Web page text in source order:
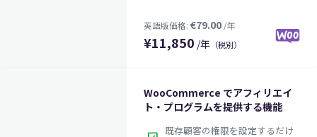
¥11,850 /年 （税別）
WooCommerce でアフィリエイ
ト・プログラムを提供する機能
既存顧客の権限を設定するだけ